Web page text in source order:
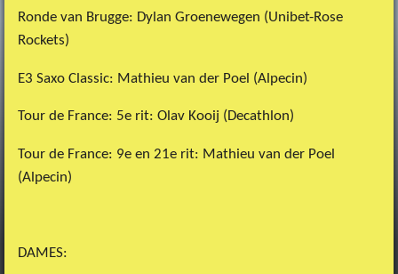
Ronde van Brugge: Dylan Groenewegen (Unibet-Rose
Rockets)
E3 Saxo Classic: Mathieu van der Poel (Alpecin)
Tour de France: 5e rit: Olav Kooij (Decathlon)
Tour de France: 9e en 21e rit: Mathieu van der Poel
(Alpecin)
DAMES: